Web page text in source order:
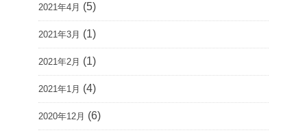
2021年4月 (5)
2021年3月 (1)
2021年2月 (1)
2021年1月 (4)
2020年12月 (6)